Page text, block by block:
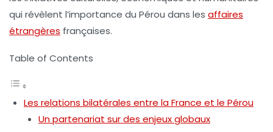
qui révèlent l’importance du Pérou dans les affaires
étrangères françaises.
Table of Contents
Les relations bilatérales entre la France et le Pérou
Un partenariat sur des enjeux globaux